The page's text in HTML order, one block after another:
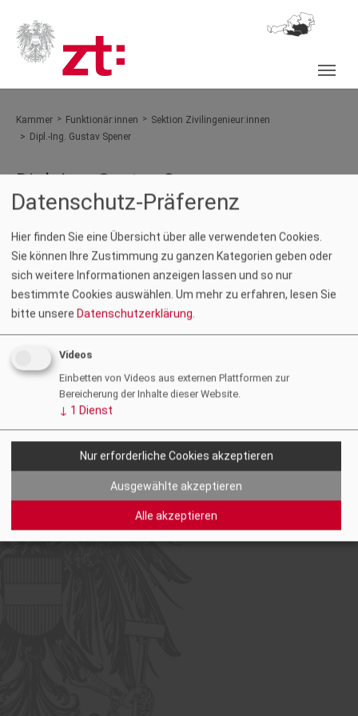
Datenschutz-Präferenz
Hier finden Sie eine Übersicht über alle verwendeten Cookies.
Sie können Ihre Zustimmung zu ganzen Kategorien geben oder
sich weitere Informationen anzeigen lassen und so nur
bestimmte Cookies auswählen. Um mehr zu erfahren, lesen Sie
bitte unsere Datenschutzerklärung
Videos
Einbetten von Videos aus externen Plattformen zur
Bereicherung der Inhalte dieser Website.
↓ 1 Dienst
Nur erforderliche Cookies akzeptieren
Ausgewählte akzeptieren
Alle akzeptieren
main
content
You are here:
Kammer Funktionär:innen
Sektion Zivilingenieur:innen
Dipl.-Ing. Gustav Spener
Dipl.-Ing. Gustav Spener
Show larger version
Foto: Rodarich
© 2026 Ziviltechniker:innen
Steiermark & Kärnten
Facebook
Instagram
LinkedInYouTube